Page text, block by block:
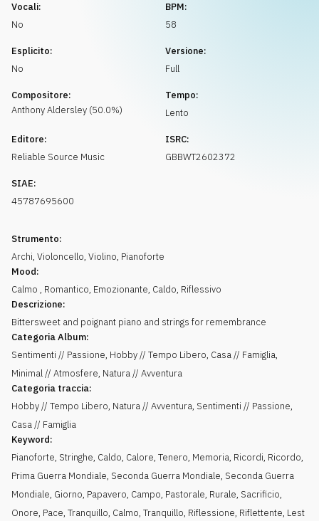
Vocali:
No
BPM:
58
Esplicito:
No
Versione:
Full
Compositore:
AnthonyAldersley (50.0%)
Tempo:
Lento
Editore:
Reliable Source Music
ISRC:
GBBWT2602372
SIAE:
45787695600
Strumento:
Archi, Violoncello, Violino, Pianoforte
Mood:
Calmo , Romantico, Emozionante, Caldo, Riflessivo
Descrizione:
Bittersweet and poignant piano and strings for remembrance
Categoria Album:
Sentimenti // Passione, Hobby // Tempo Libero, Casa // Famiglia,
Minimal // Atmosfere, Natura // Avventura
Categoria traccia:
Hobby // Tempo Libero, Natura // Avventura, Sentimenti // Passione,
Casa // Famiglia
Keyword:
Pianoforte, Stringhe, Caldo, Calore, Tenero, Memoria, Ricordi, Ricordo,
Prima Guerra Mondiale, Seconda Guerra Mondiale, Seconda Guerra
Mondiale, Giorno, Papavero, Campo, Pastorale, Rurale, Sacrificio,
Onore, Pace, Tranquillo, Calmo, Tranquillo, Riflessione, Riflettente, Lest